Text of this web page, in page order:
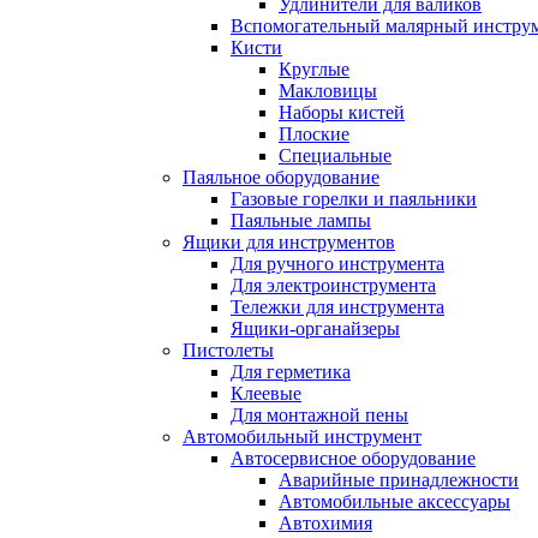
Удлинители для валиков
Вспомогательный малярный
Кисти
Круглые
Макловицы
Наборы кистей
Плоские
Специальные
Паяльное оборудование
Газовые горелки и паяльники
Паяльные лампы
Ящики для инструментов
Для ручного инструмента
Для электроинструмента
Тележки для инструмента
Ящики-органайзеры
Пистолеты
Для герметика
Клеевые
Для монтажной пены
Автомобильный инструмент
Автосервисное оборудование
Аварийные принадлежности
Автомобильные аксессуары
Автохимия